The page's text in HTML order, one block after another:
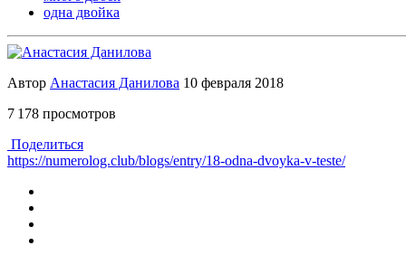
одна двойка
Автор Анастасия Данилова 10 февраля 2018
7 178 просмотров
Поделиться
https://numerolog.club/blogs/entry/18-odna-dvoyka-v-teste/